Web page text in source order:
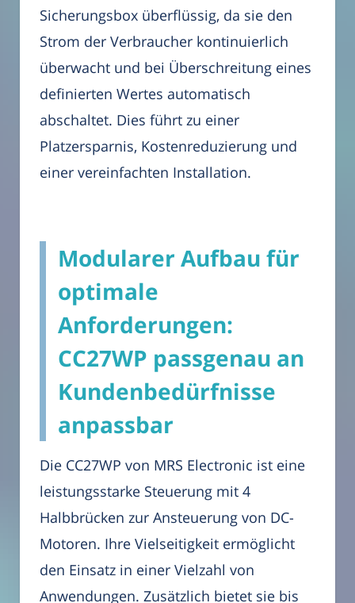
Sicherungsbox überflüssig, da sie den
Strom der Verbraucher kontinuierlich
überwacht und bei Überschreitung eines
definierten Wertes automatisch
abschaltet. Dies führt zu einer
Platzersparnis, Kostenreduzierung und
einer vereinfachten Installation.
Modularer Aufbau für
optimale
Anforderungen:
CC27WP passgenau an
Kundenbedürfnisse
anpassbar
Die CC27WP von MRS Electronic ist eine
leistungsstarke Steuerung mit 4
Halbbrücken zur Ansteuerung von DC-
Motoren. Ihre Vielseitigkeit ermöglicht
den Einsatz in einer Vielzahl von
Anwendungen. Zusätzlich bietet sie bis